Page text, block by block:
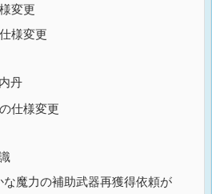
変更
様変更
丹
仕様変更
な魔力の補助武器再獲得依頼が